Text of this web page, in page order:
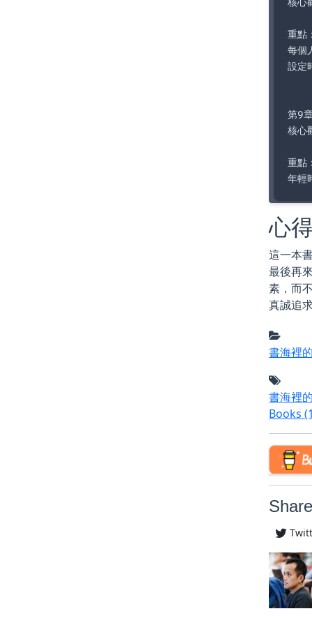
重點
每個
設定
第9
核心
重點
心
這一本
最後再
素，而
真誠追
書海裡
書海裡
Books